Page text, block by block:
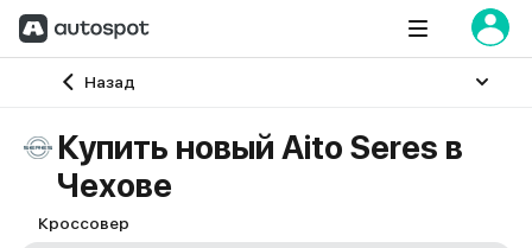
Назад
Главная
Купить новый Aito Seres в
Чехове
Кроссовер